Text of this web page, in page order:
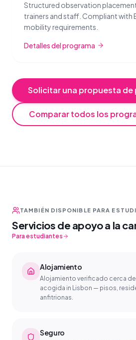
Structured observation
trainers and staff. Compliant with
mobility requirements.
Detalles del programa
Solicitar una propuesta de
Comparar todos los
TAMBIÉN DISPONIBLE PARA
Servicios de apoyo a la
Para estudiantes
Alojamiento
Alojamiento verificado cerca de
acogida in Lisbon — pisos,
anfitrionas.
Seguro